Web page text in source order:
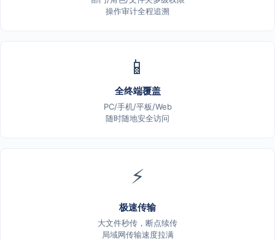
操作审计全程追溯
📱
全终端覆盖
PC/手机/平板/Web
随时随地安全访问
⚡
极速传输
大文件秒传，断点续传
局域网传输速度拉满